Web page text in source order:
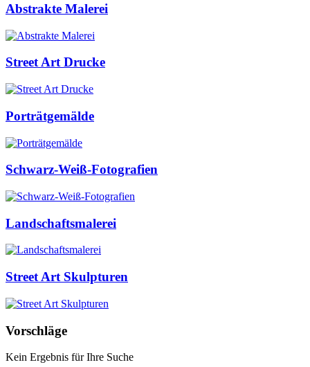
Abstrakte Malerei
Street Art Drucke
Porträtgemälde
Schwarz-Weiß-Fotografien
Landschaftsmalerei
Street Art Skulpturen
Vorschläge
Kein Ergebnis für Ihre Suche